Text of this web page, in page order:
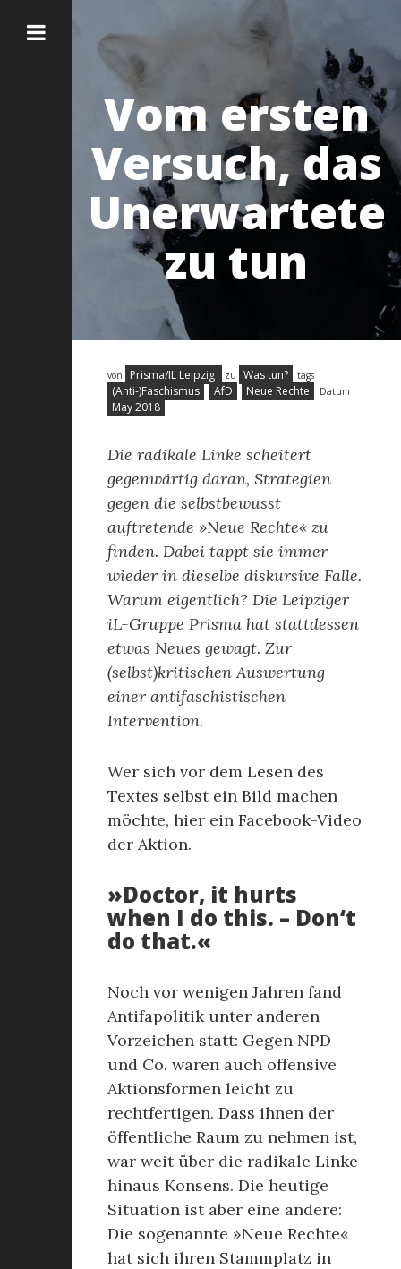
Vom ersten
Versuch, das
Unerwartete
zu tun
von Prisma/IL Leipzig zu Was tun? tags
(Anti-)Faschismus AfD Neue Rechte Datum
May 2018
Die radikale Linke scheitert
gegenwärtig daran, Strategien
gegen die selbstbewusst
auftretende »Neue Rechte« zu
finden. Dabei tappt sie immer
wieder in dieselbe diskursive Falle.
Warum eigentlich? Die Leipziger
iL-Gruppe Prisma hat stattdessen
etwas Neues gewagt. Zur
(selbst)kritischen Auswertung
einer antifaschistischen
Intervention.
Wer sich vor dem Lesen des
Textes selbst ein Bild machen
möchte, hier ein Facebook-Video
der Aktion.
»Doctor, it hurts
when I do this. – Don‘t
do that.«
Noch vor wenigen Jahren fand
Antifapolitik unter anderen
Vorzeichen statt: Gegen NPD
und Co. waren auch offensive
Aktionsformen leicht zu
rechtfertigen. Dass ihnen der
öffentliche Raum zu nehmen ist,
war weit über die radikale Linke
hinaus Konsens. Die heutige
Situation ist aber eine andere:
Die sogenannte »Neue Rechte«
hat sich ihren Stammplatz in